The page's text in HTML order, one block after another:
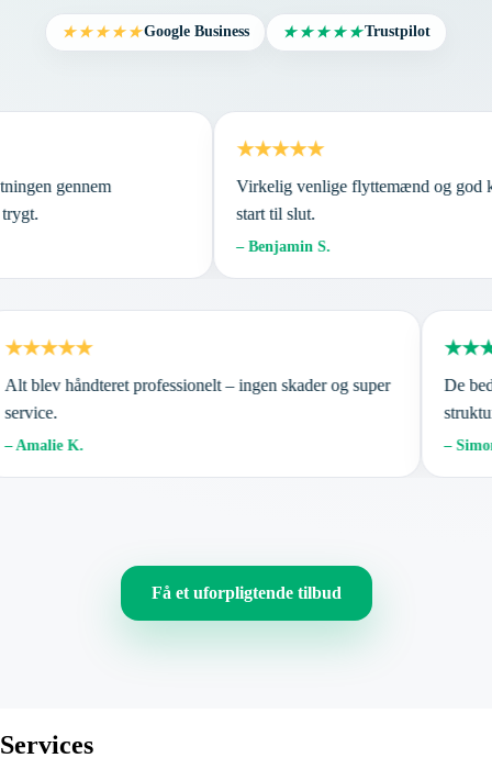
★★★★★Google Business ★★★★★Trustpilot
gennem
trygt.
★★★★★
Virkelig venlige flyttemænd og
start til slut.
– Benjamin S.
blev håndteret professionelt – ingen skader og super
K.
De
– Simon
Få et uforpligtende tilbud
Services